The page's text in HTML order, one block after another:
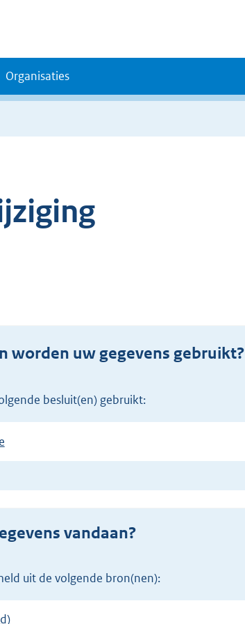
Organisaties
worden uw gegevens gebruikt?
besluit(en) gebruikt:
vandaan?
uit de volgende bron(nen):